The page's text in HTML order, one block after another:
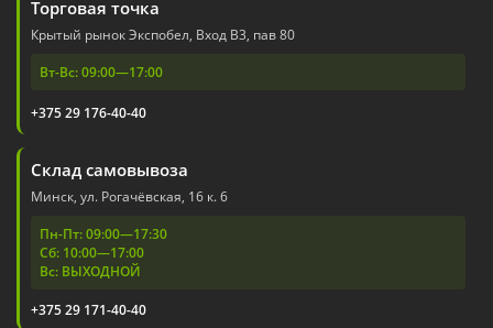
Торговая точка
Крытый рынок Экспобел, Вход В3, пав 80
Вт-Вс: 09:00—17:00
+375 29 176-40-40
Склад самовывоза
Минск, ул. Рогачёвская, 16 к. 6
Пн-Пт: 09:00—17:30
Сб: 10:00—17:00
Вс: ВЫХОДНОЙ
+375 29 171-40-40